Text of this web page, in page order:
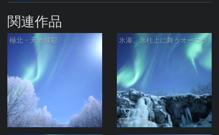
関連作品
極北・天地輝彩
駒沢 満晴
氷瀑、氷柱上に舞うオーロラ
駒沢 満晴